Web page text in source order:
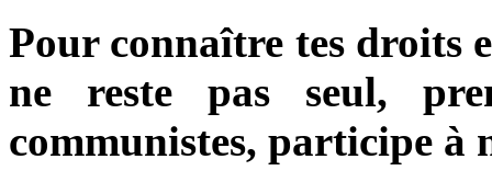
Pour connaître tes droits
ne reste pas seul,
communistes, participe à